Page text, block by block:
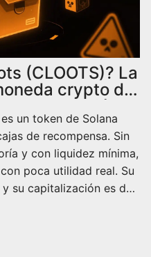
(CLOOTS)? La
crypto de
especulación
un token de Solana
de recompensa. Sin
y con liquidez mínima,
poca utilidad real. Su
su capitalización es de